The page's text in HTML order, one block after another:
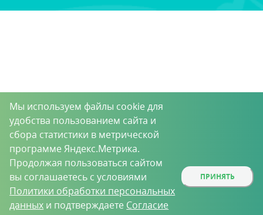
Мы используем файлы cookie для
удобства пользованием сайта и
сбора статистики в метрической
программе Яндекс.Метрика.
Продолжая пользоваться сайтом
вы соглашаетесь с условиями
Политики обработки персональных
данных и подтверждаете Согласие
ПРИНЯТЬ